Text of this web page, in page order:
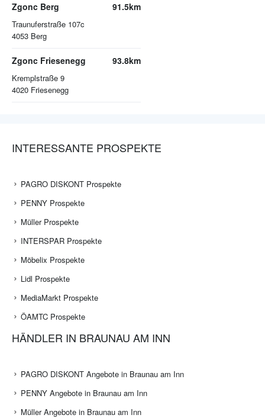
Zgonc Berg
Traunuferstraße 107c
4053 Berg
91.5km
Zgonc Friesenegg
Kremplstraße 9
4020 Friesenegg
93.8km
INTERESSANTE PROSPEKTE
PAGRO DISKONT Prospekte
PENNY Prospekte
Müller Prospekte
INTERSPAR Prospekte
Möbelix Prospekte
Lidl Prospekte
MediaMarkt Prospekte
ÖAMTC Prospekte
HÄNDLER IN BRAUNAU AM INN
PAGRO DISKONT Angebote in Braunau am Inn
PENNY Angebote in Braunau am Inn
Müller Angebote in Braunau am Inn